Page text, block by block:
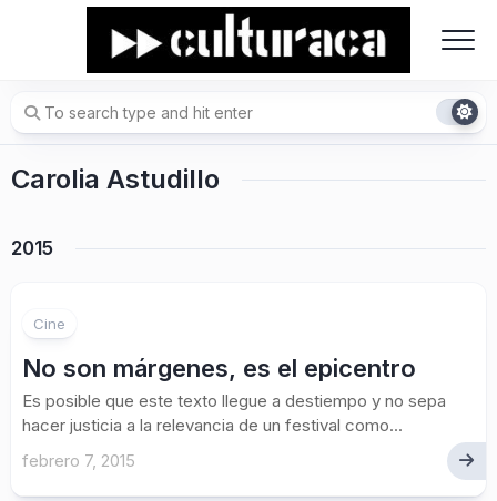
Carolia Astudillo
2015
Cine
No son márgenes, es el epicentro
Es posible que este texto llegue a destiempo y no sepa
hacer justicia a la relevancia de un festival como...
febrero 7, 2015